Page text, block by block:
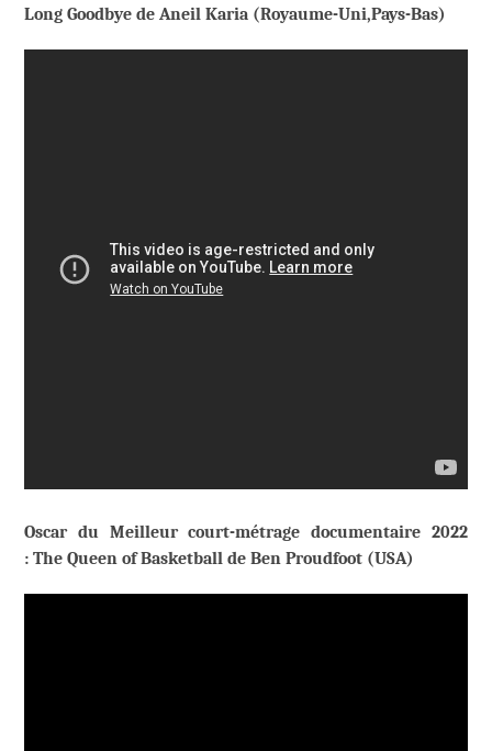
Long Goodbye de Aneil Karia (Royaume-Uni,Pays-Bas)
Oscar du Meilleur court-métrage documentaire 2022
: The Queen of Basketball de Ben Proudfoot (USA)